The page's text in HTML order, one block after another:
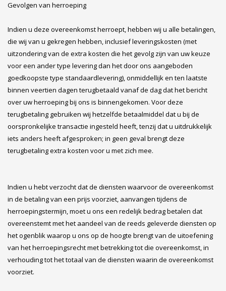
Gevolgen van herroeping
Indien u deze overeenkomst herroept, hebben wij u alle betalingen,
die wij van u gekregen hebben, inclusief leveringskosten (met
uitzondering van de extra kosten die het gevolg zijn van uw keuze
voor een ander type levering dan het door ons aangeboden
goedkoopste type standaardlevering), onmiddellijk en ten laatste
binnen veertien dagen terugbetaald vanaf de dag dat het bericht
over uw herroeping bij ons is binnengekomen. Voor deze
terugbetaling gebruiken wij hetzelfde betaalmiddel dat u bij de
oorspronkelijke transactie ingesteld heeft, tenzij dat u uitdrukkelijk
iets anders heeft afgesproken; in geen geval brengt deze
terugbetaling extra kosten voor u met zich mee.
Indien u hebt verzocht dat de diensten waarvoor de overeenkomst
in de betaling van een prijs voorziet, aanvangen tijdens de
herroepingstermijn, moet u ons een redelijk bedrag betalen dat
overeenstemt met het aandeel van de reeds geleverde diensten op
het ogenblik waarop u ons op de hoogte brengt van de uitoefening
van het herroepingsrecht met betrekking tot die overeenkomst, in
verhouding tot het totaal van de diensten waarin de overeenkomst
voorziet.